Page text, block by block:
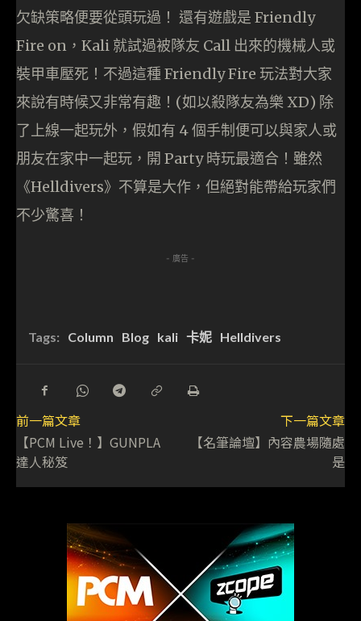
欠缺策略便要從頭玩過！ 還有遊戲是 Friendly
Fire on，Kali 就試過被隊友 Call 出來的機械人或
裝甲車壓死！不過這種 Friendly Fire 玩法對大家
來說有時候又非常有趣！(如以殺隊友為樂 XD) 除
了上線一起玩外，假如有 4 個手制便可以與家人或
朋友在家中一起玩，開 Party 時玩最適合！雖然
《Helldivers》不算是大作，但絕對能帶給玩家們
不少驚喜！
- 廣告 -
Tags: Column Blog kali 卡妮 Helldivers
前一篇文章
【PCM Live！】GUNPLA
達人秘笈
下一篇文章
【名筆論壇】內容農場隨處
是